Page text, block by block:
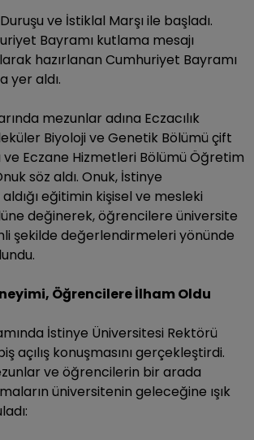
ve İstiklal Marşı ile başladı.
Bayramı kutlama mesajı
hazırlanan Cumhuriyet Bayramı
yer aldı.
mezunlar adına Eczacılık
Biyoloji ve Genetik Bölümü çift
Eczane Hizmetleri Bölümü Öğretim
söz aldı. Onuk, İstinye
eğitimin kişisel ve mesleki
değinerek, öğrencilere üniversite
şekilde değerlendirmeleri yönünde
Öğrencilere İlham Oldu
İstinye Üniversitesi Rektörü
açılış konuşmasını gerçekleştirdi.
ve öğrencilerin bir arada
üniversitenin geleceğine ışık